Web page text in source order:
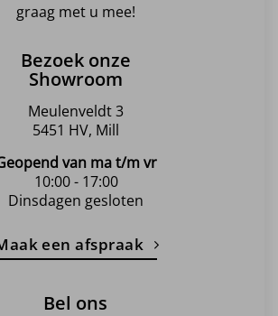
graag met u mee!
Bezoek onze
Showroom
Meulenveldt 3
5451 HV, Mill
van ma t/m vr
10:00 - 17:00
Dinsdagen gesloten
een afspraak
Bel ons